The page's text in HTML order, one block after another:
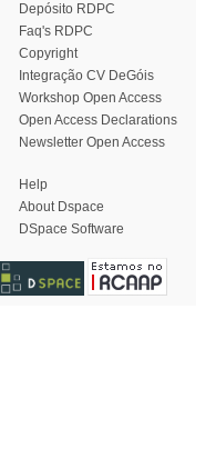
Depósito RDPC
Faq's RDPC
Copyright
Integração CV DeGóis
Workshop Open Access
Open Access Declarations
Newsletter Open Access
Help
About Dspace
DSpace Software